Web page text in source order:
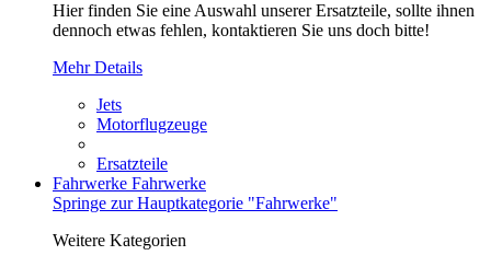
Hier finden Sie eine Auswahl unserer Ersatzteile, sollte ihnen
dennoch etwas fehlen, kontaktieren Sie uns doch bitte!
Mehr Details
Jets
Motorflugzeuge
Ersatzteile
Fahrwerke Fahrwerke
Springe zur Hauptkategorie "Fahrwerke"
Weitere Kategorien